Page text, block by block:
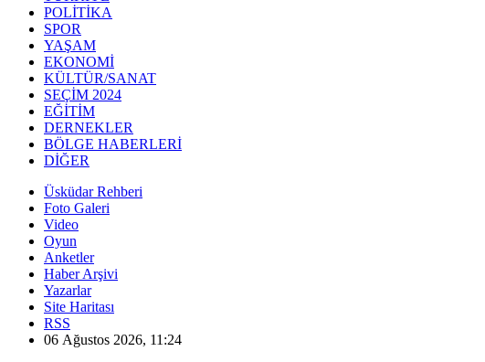
POLİTİKA
SPOR
YAŞAM
EKONOMİ
KÜLTÜR/SANAT
SEÇİM 2024
EĞİTİM
DERNEKLER
BÖLGE HABERLERİ
DİĞER
Üsküdar Rehberi
Foto Galeri
Video
Oyun
Anketler
Haber Arşivi
Yazarlar
Site Haritası
RSS
06 Ağustos 2026, 11:24